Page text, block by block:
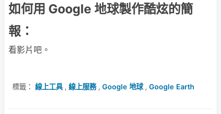
如何用 Google 地球製作酷炫的簡
報：
看影片吧。
標籤： 線上工具, 線上服務, Google 地球, Google Earth